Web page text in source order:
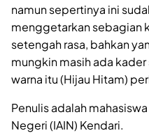
namun sepertinya ini
menggetarkan sebagian
setengah rasa, bahkan
mungkin masih ada
warna itu (Hijau Hitam)
Penulis adalah
Negeri (IAIN) Kendari.